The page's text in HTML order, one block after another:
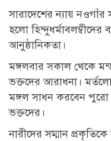
সারাদেশের ন্যায় নওগাঁর
হলো
আনুষ্ঠানিকতা।
মঙ্গলবার সকাল থেকে
ভক্তদের আরাধনা।
মঙ্গল সাধন করবেন পুরো
ভক্তদের।
নারীদের সম্মান